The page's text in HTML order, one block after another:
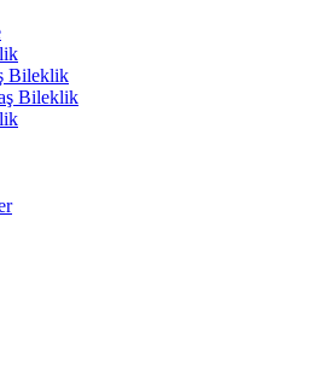
Bileklik
Bileklik